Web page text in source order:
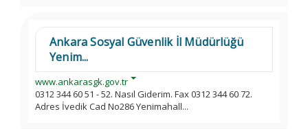
Ankara Sosyal Güvenlik İl Müdürlüğü
Yenim...
www.ankarasgk.gov.tr
0312 344 60 51 - 52. Nasıl Giderim. Fax 0312 344 60 72.
Adres İvedik Cad No286 Yenimahall...